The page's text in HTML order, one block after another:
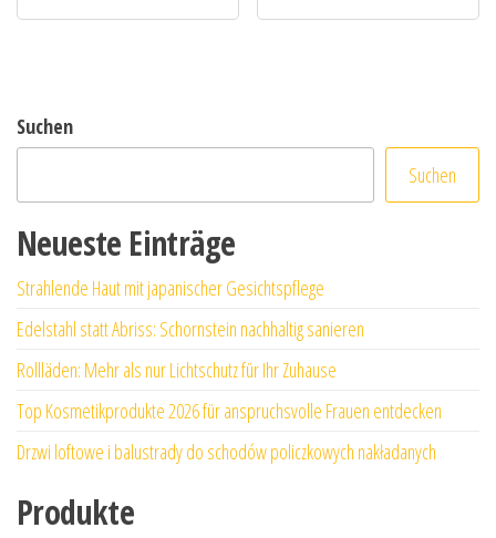
Suchen
Suchen
Neueste Einträge
Strahlende Haut mit japanischer Gesichtspflege
Edelstahl statt Abriss: Schornstein nachhaltig sanieren
Rollläden: Mehr als nur Lichtschutz für Ihr Zuhause
Top Kosmetikprodukte 2026 für anspruchsvolle Frauen entdecken
Drzwi loftowe i balustrady do schodów policzkowych nakładanych
Produkte